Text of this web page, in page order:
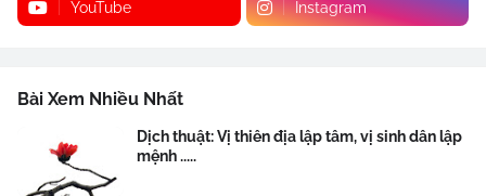
YouTube Instagram
Bài Xem Nhiều Nhất
Dịch thuật: Vị thiên địa lập tâm, vị sinh dân lập
mệnh .....